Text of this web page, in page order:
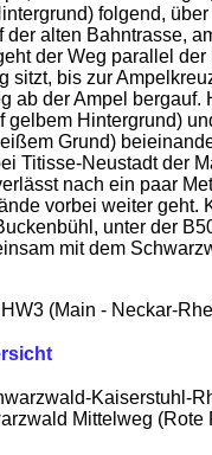
folgend,
alten Bahntrasse,
der Weg parallel der
sitzt, bis zur
ab der Ampel bergauf.
Hintergrund)
Grund)
Titisse-Neustadt der
nach ein paar
vorbei weiter geht.
unter der
mit dem
(Main - Neckar-
Kaiserstuhl-
Mittelweg (Rote